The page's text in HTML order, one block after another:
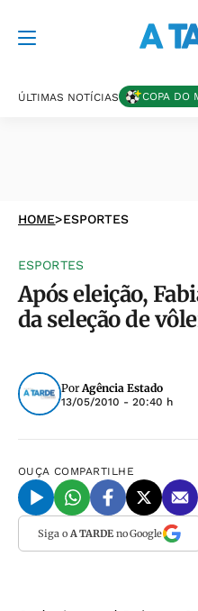
ÚLTIMAS NOTÍCIAS COPA DO
HOME>ESPORTES
ESPORTES
Após eleição,
da seleção de
PorAgência Estado
13/05/2010 - 20:40 h
OUÇA COMPARTILHE
Siga o A TARDEno Google